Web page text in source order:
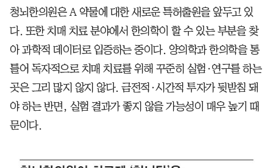
청뇌한의원은 A 약물에 대한 새로운 특허출원을 앞두고 있
다. 또한 치매 치료 분야에서 한의학이 할 수 있는 부분을 찾
아 과학적 데이터로 입증하는 중이다. 양의학과 한의학을 통
틀어 독자적으로 치매 치료를 위해 꾸준히 실험·연구를 하는
곳은 그리 많지 않지 않다. 금전적·시간적 투자가 뒷받침 돼
야 하는 반면, 실험 결과가 좋지 않을 가능성이 매우 높기 때
문이다.